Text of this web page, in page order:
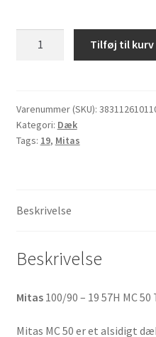
-
19
57H
Tilføj til kurv
Varenummer (SKU):
Kategori: Dæk
Tags: 19, Mitas
Beskrivelse
Beskrivelse
Mitas 100/90 – 19 57H MC 50
Mitas MC 50 er et alsidigt